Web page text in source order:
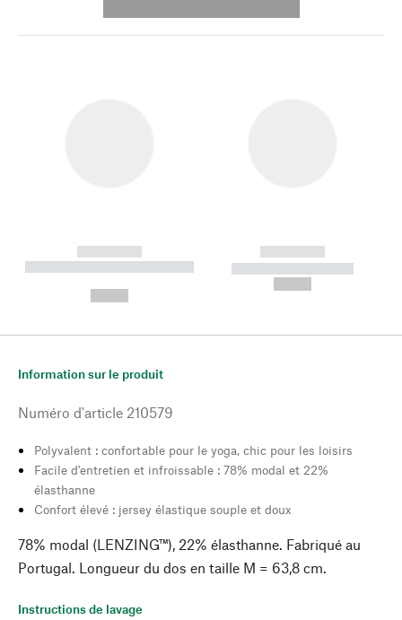
------------
----------- ----------- --------
------------
----------- -----------
Information sur le produit
Numéro d'article 210579
Polyvalent : confortable pour le yoga, chic pour les loisirs
Facile d'entretien et infroissable : 78% modal et 22%
élasthanne
Confort élevé : jersey élastique souple et doux
78% modal (LENZING™), 22% élasthanne. Fabriqué au
Portugal. Longueur du dos en taille M = 63,8 cm.
Instructions de lavage